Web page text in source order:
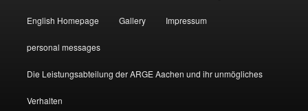
English Homepage Gallery Impressum
personal messages
Die Leistungsabteilung der ARGE Aachen und ihr unmögliches
Verhalten